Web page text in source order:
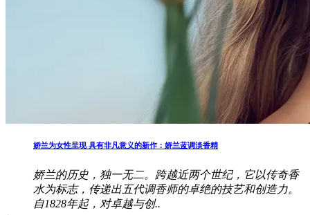
娇兰为女性呈现 具有非凡意义的新作：娇兰蓝调淡香精
娇兰的历史，独一无二。跨越近两个世纪，它以传奇香
水为标志，传递出五代调香师的卓绝的技艺和创造力。
自1828年起，对卓越与创..